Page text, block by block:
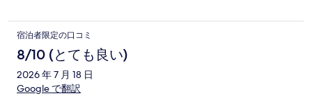
宿泊者限定の口コミ
8/10 (とても良い)
2026 年 7 月 18 日
Google で翻訳